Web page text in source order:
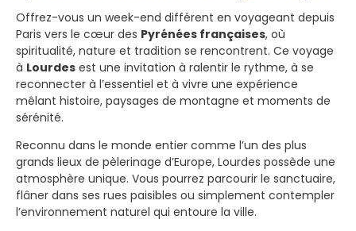
Offrez-vous un week-end différent en voyageant depuis
Paris vers le cœur des Pyrénées françaises, où
spiritualité, nature et tradition se rencontrent. Ce voyage
à Lourdes est une invitation à ralentir le rythme, à se
reconnecter à l’essentiel et à vivre une expérience
mêlant histoire, paysages de montagne et moments de
sérénité.
Reconnu dans le monde entier comme l’un des plus
grands lieux de pèlerinage d’Europe, Lourdes possède une
atmosphère unique. Vous pourrez parcourir le sanctuaire,
flâner dans ses rues paisibles ou simplement contempler
l’environnement naturel qui entoure la ville.